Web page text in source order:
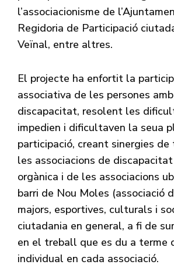
l’associacionisme de
Regidoria de Participació
Veïnal, entre altres.
El projecte ha enfortit la
associativa de les persones
discapacitat, resolent les
impedien i dificultaven la seua
participació, creant sinergies
les associacions de
orgànica i de les associacions
barri de Nou Moles (associació
majors, esportives, culturals i
ciutadania en general, a fi de
en el treball que es du a terme
individual en cada associació.